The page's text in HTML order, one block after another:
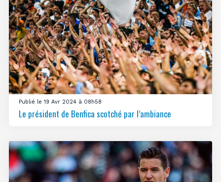
Publié le 19 Avr 2024 à 08h58
Le président de Benfica scotché par l’ambiance